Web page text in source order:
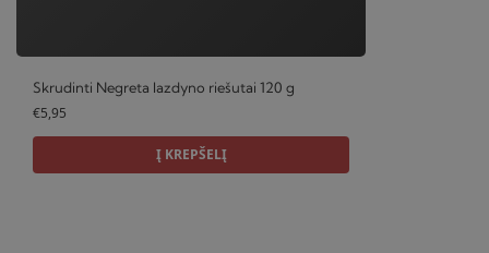
Skrudinti Negreta lazdyno riešutai 120 g
€5,95
Į KREPŠELĮ